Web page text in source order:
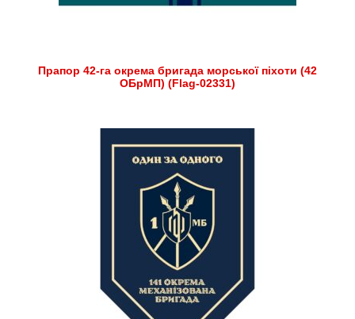
Прапор 42-га окрема бригада морської піхоти (42
ОБрМП) (Flag-02331)